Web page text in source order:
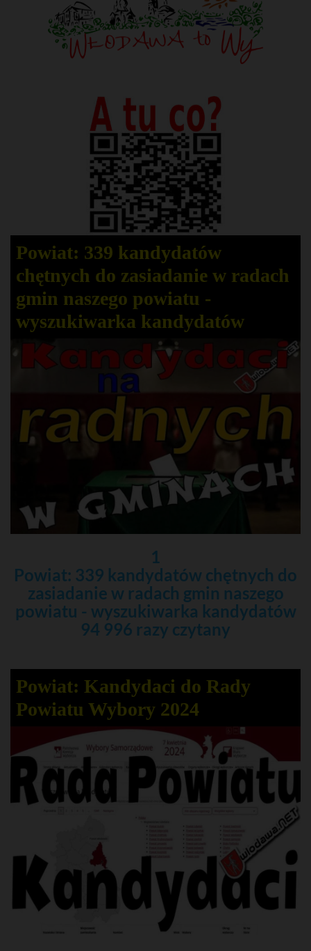
Powiat: 339 kandydatów
chętnych do zasiadanie w radach
gmin naszego powiatu -
wyszukiwarka kandydatów
1
Powiat: 339 kandydatów chętnych do
zasiadanie w radach gmin naszego
powiatu - wyszukiwarka kandydatów
94 996 razy czytany
Powiat: Kandydaci do Rady
Powiatu Wybory 2024